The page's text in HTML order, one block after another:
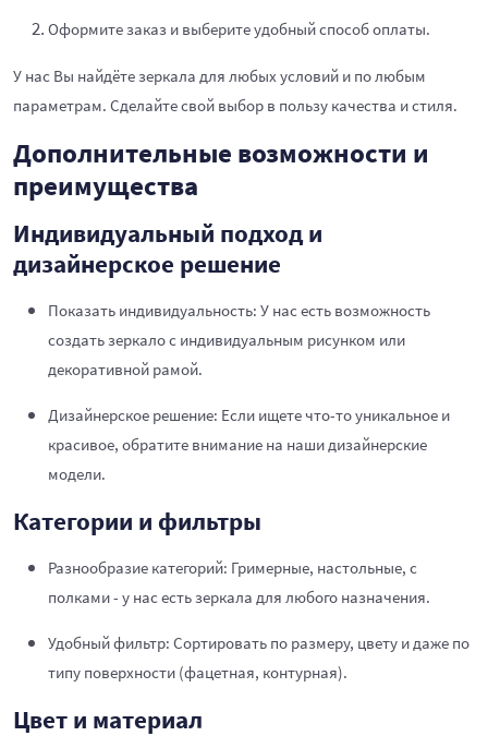
Оформите заказ и выберите удобный способ оплаты.
У нас Вы найдёте зеркала для любых условий и по любым
параметрам. Сделайте свой выбор в пользу качества и стиля.
Дополнительные возможности и
преимущества
Индивидуальный подход и
дизайнерское решение
Показать индивидуальность: У нас есть возможность
создать зеркало с индивидуальным рисунком или
декоративной рамой.
Дизайнерское решение: Если ищете что-то уникальное и
красивое, обратите внимание на наши дизайнерские
модели.
Категории и фильтры
Разнообразие категорий: Гримерные, настольные, с
полками - у нас есть зеркала для любого назначения.
Удобный фильтр: Сортировать по размеру, цвету и даже по
типу поверхности (фацетная, контурная).
Цвет и материал